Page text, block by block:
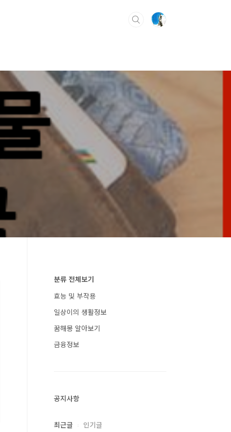
분류 전체보기
효능 및 부작용
일상이의 생활정보
꿈해몽 알아보기
금융정보
공지사항
최근글 인기글